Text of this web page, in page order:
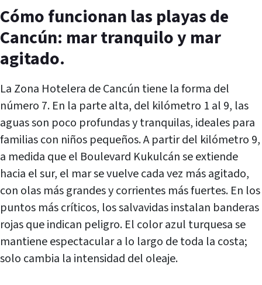
Cómo funcionan las playas de
Cancún: mar tranquilo y mar
agitado.
La Zona Hotelera de Cancún tiene la forma del
número 7. En la parte alta, del kilómetro 1 al 9, las
aguas son poco profundas y tranquilas, ideales para
familias con niños pequeños. A partir del kilómetro 9,
a medida que el Boulevard Kukulcán se extiende
hacia el sur, el mar se vuelve cada vez más agitado,
con olas más grandes y corrientes más fuertes. En los
puntos más críticos, los salvavidas instalan banderas
rojas que indican peligro. El color azul turquesa se
mantiene espectacular a lo largo de toda la costa;
solo cambia la intensidad del oleaje.